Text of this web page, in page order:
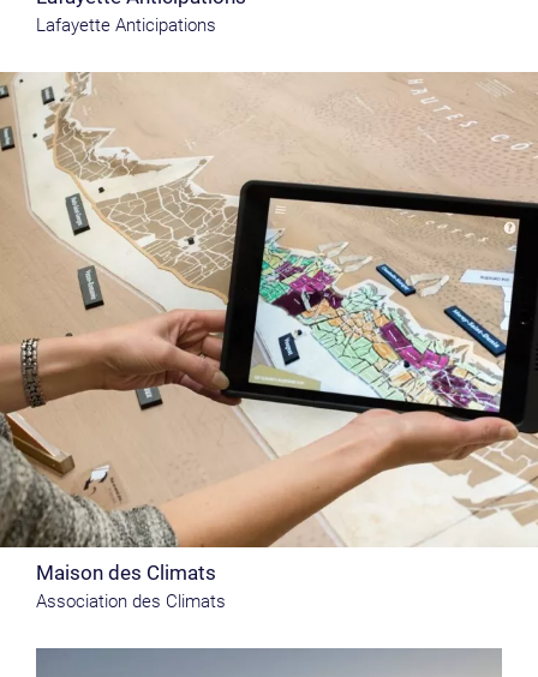
Lafayette Anticipations
Maison des Climats
Association des Climats